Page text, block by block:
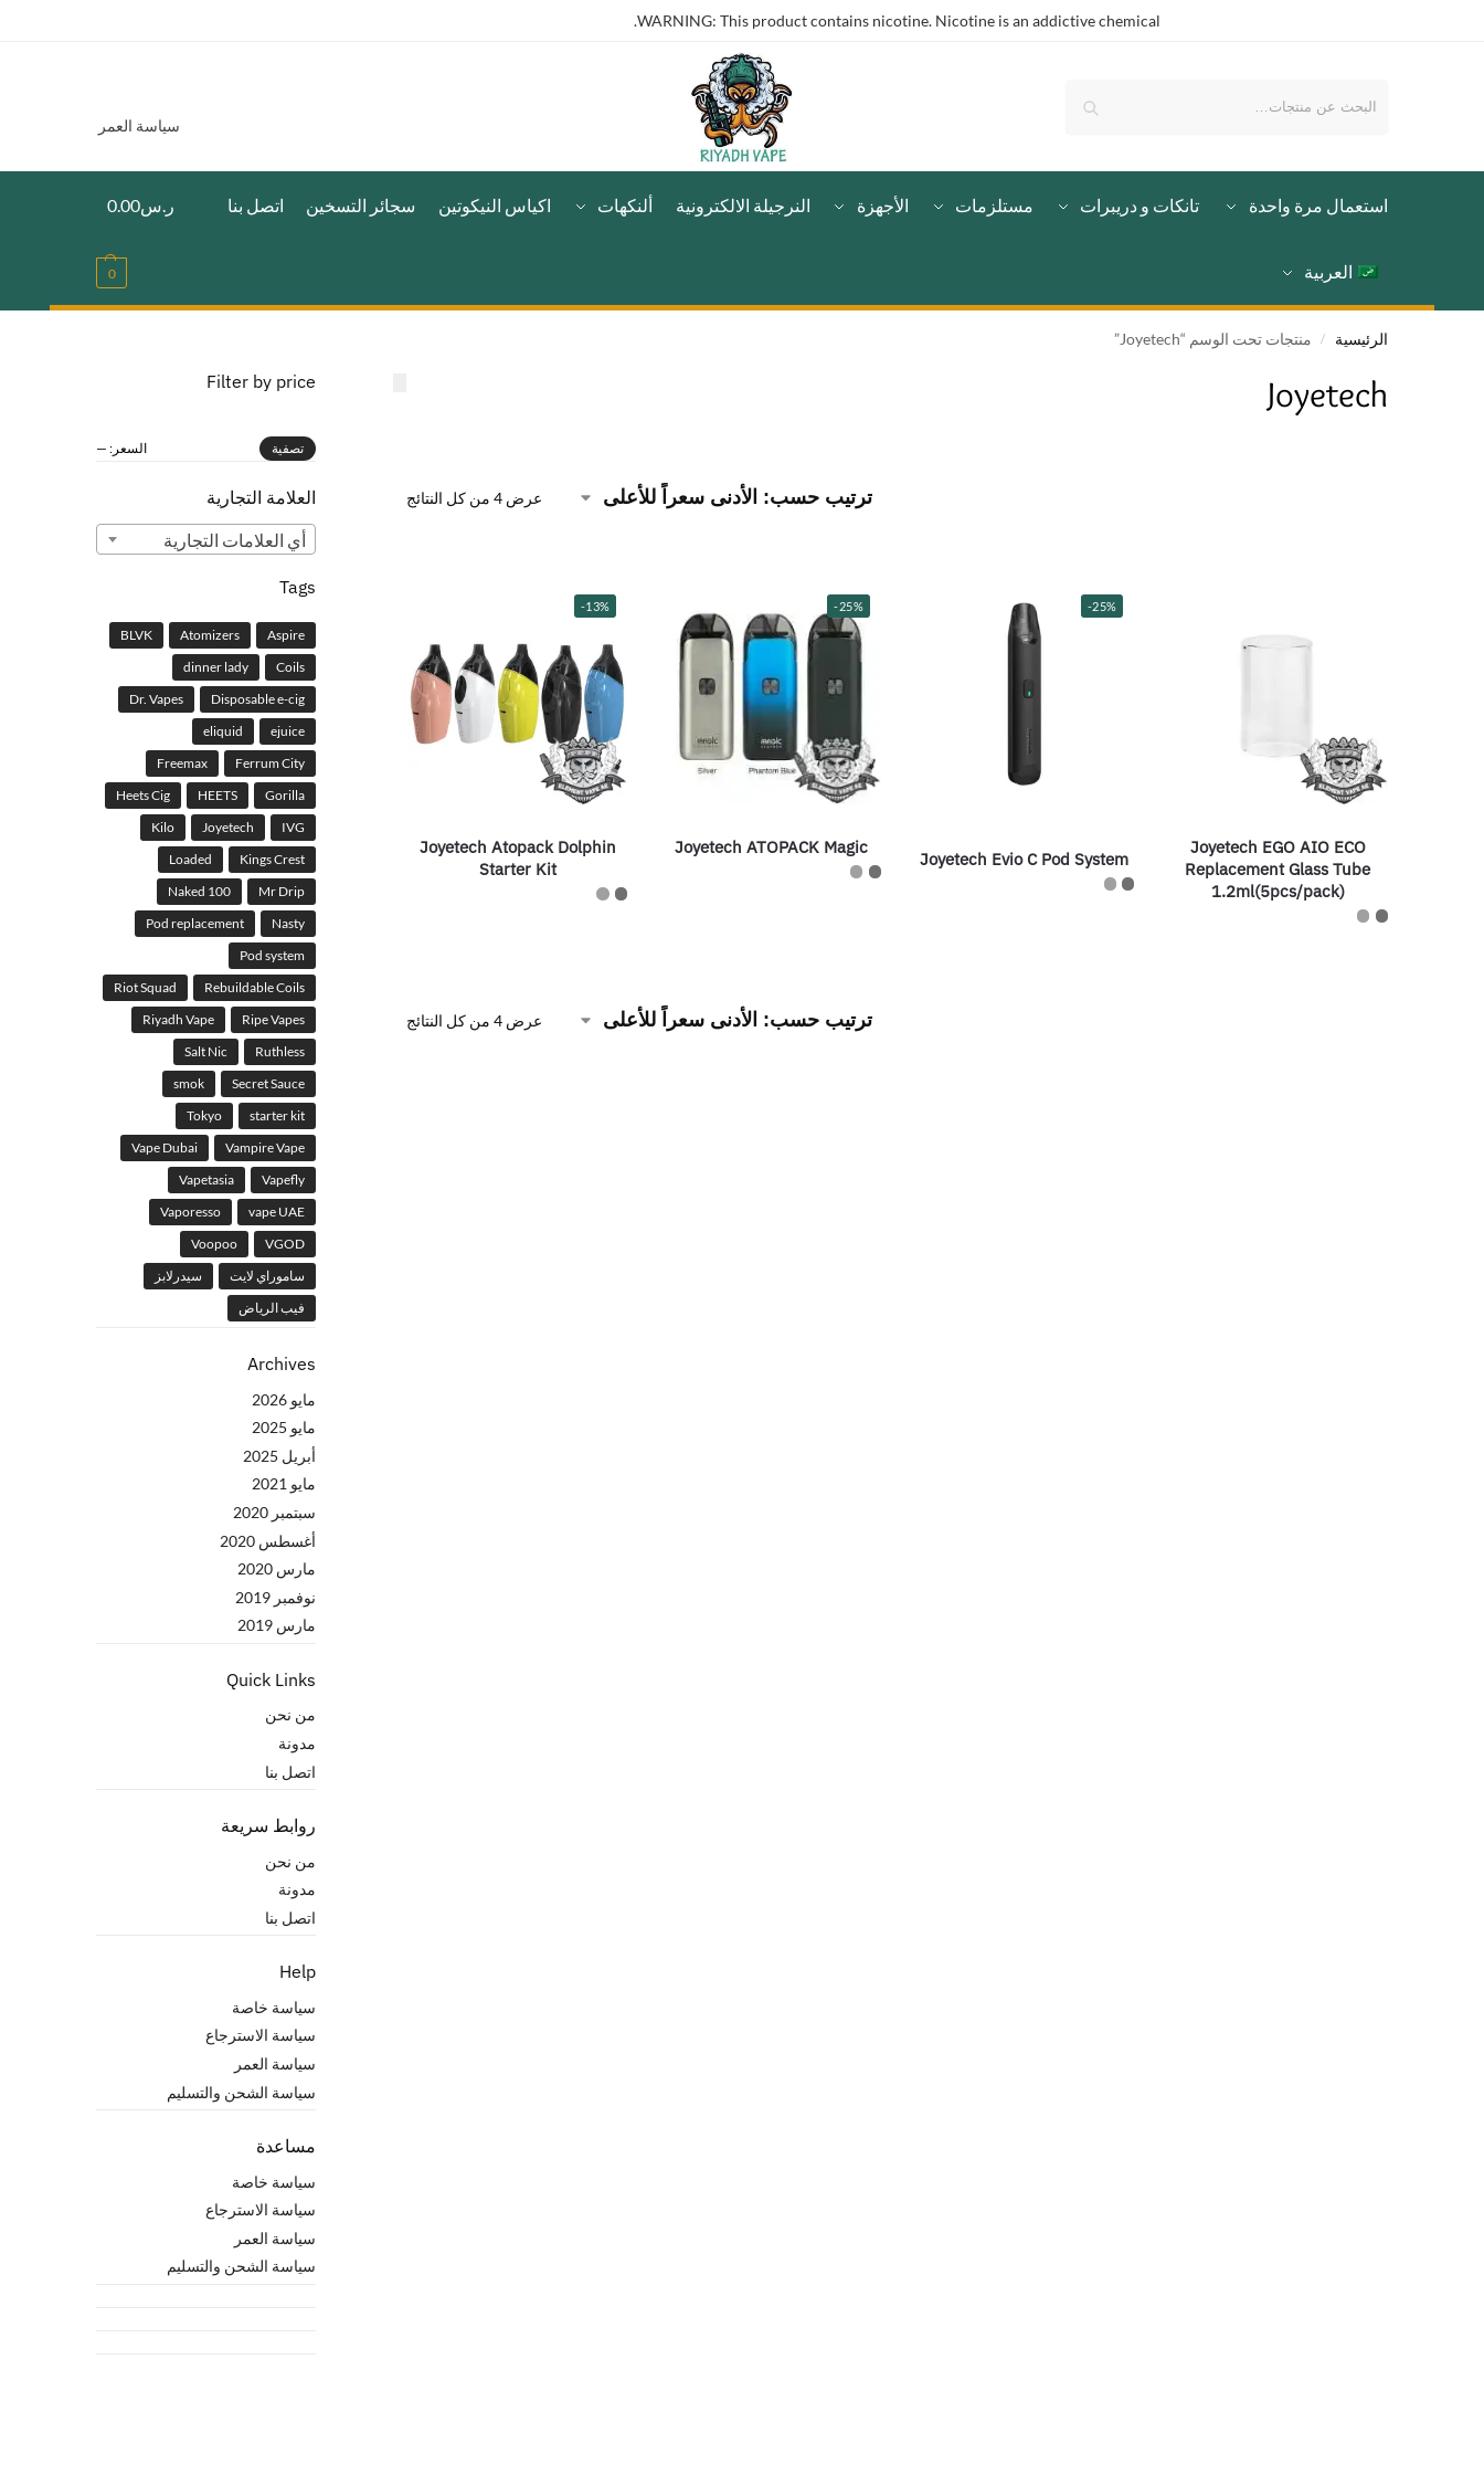
WARNING: This product contains nicotine. Nicotine is an addictive chemical.
سياسة العمر
استعمال مرة واحدة تانكات و دريبرات مستلزمات الأجهزة النرجيلة الالكترونية ألنكهات اكياس النيكوتين سجائر التسخين اتصل بنا
العربية
ر.س0.00
0
الرئيسية / منتجات تحت الوسم “Joyetech”
Joyetech
عرض ⁦4⁩ من كل النتائج
Joyetech EGO AIO ECO
Replacement Glass Tube
1.2ml(5pcs/pack)
-25%
Joyetech Evio C Pod System
-25%
Joyetech ATOPACK Magic
-13%
Joyetech Atopack Dolphin
Starter Kit
عرض ⁦4⁩ من كل النتائج
Filter by price
تصفية السعر: —
العلامة التجارية
أي ‏العلامات التجارية
Tags
Aspire
Atomizers
BLVK
Coils
dinner lady
Disposable e-cig
Dr. Vapes
ejuice
eliquid
Ferrum City
Freemax
Gorilla
HEETS
Heets Cig
IVG
Joyetech
Kilo
Kings Crest
Loaded
Mr Drip
Naked 100
Nasty
Pod replacement
Pod system
Rebuildable Coils
Riot Squad
Ripe Vapes
Riyadh Vape
Ruthless
Salt Nic
Secret Sauce
smok
starter kit
Tokyo
Vampire Vape
Vape Dubai
Vapefly
Vapetasia
vape UAE
Vaporesso
VGOD
Voopoo
ساموراي لايت
سيدرلابز
فيب الرياض
Archives
مايو 2026
مايو 2025
أبريل 2025
مايو 2021
سبتمبر 2020
أغسطس 2020
مارس 2020
نوفمبر 2019
مارس 2019
Quick Links
من نحن
مدونة
اتصل بنا
روابط سريعة
من نحن
مدونة
اتصل بنا
Help
سياسة خاصة
سياسة الاسترجاع
سياسة العمر
سياسة الشحن والتسليم
مساعدة
سياسة خاصة
سياسة الاسترجاع
سياسة العمر
سياسة الشحن والتسليم